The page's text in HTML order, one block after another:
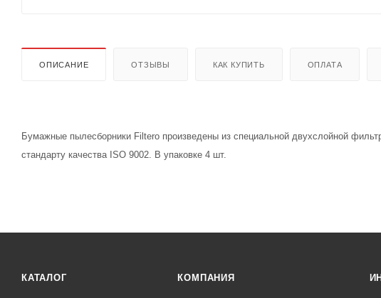
ОПИСАНИЕ ОТЗЫВЫ КАК КУПИТЬ ОПЛАТА
Бумажные пылесборники Filtero произведены из специальной двухслойной
стандарту качества ISO 9002. В упаковке 4 шт.
КАТАЛОГ КОМПАНИЯ